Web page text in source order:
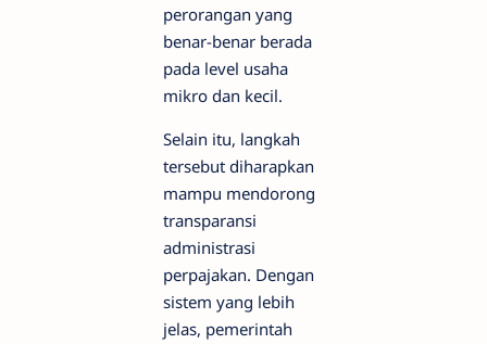
perorangan yang
benar-benar berada
pada level usaha
mikro dan kecil.
Selain itu, langkah
tersebut diharapkan
mampu mendorong
transparansi
administrasi
perpajakan. Dengan
sistem yang lebih
jelas, pemerintah